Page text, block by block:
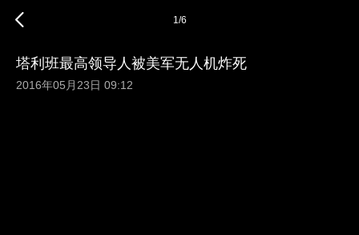
1/6
塔利班最高领导人被美军无人机炸死
2016年05月23日 09:12